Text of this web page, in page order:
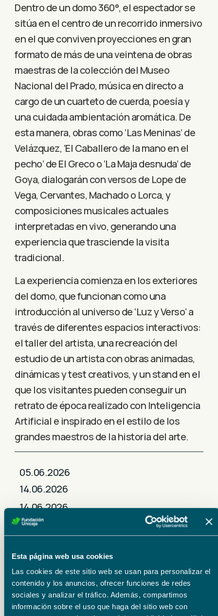
Esta página web usa cookies
Las cookies de este sitio web se usan para personalizar el
contenido y los anuncios, ofrecer funciones de redes
sociales y analizar el tráfico. Además, compartimos
información sobre el uso que haga del sitio web con
Dentro de un domo 360°, el espectador se
sitúa en el centro de un recorrido inmersivo
en el que conviven proyecciones en gran
formato de más de una veintena de obras
maestras de la colección del Museo
Nacional del Prado, música en directo a
cargo de un cuarteto de cuerda, poesía y
una cuidada ambientación aromática. De
esta manera, obras como ‘Las Meninas’ de
Velázquez, ‘El Caballero de la mano en el
pecho’ de El Greco o ‘La Maja desnuda’ de
Goya, dialogarán con versos de Lope de
Vega, Cervantes, Machado o Lorca, y
composiciones musicales actuales
interpretadas en vivo, generando una
experiencia que trasciende la visita
tradicional.
La experiencia comienza en los exteriores
del domo, que funcionan como una
introducción al universo de ‘Luz y Verso’ a
través de diferentes espacios interactivos:
el taller del artista, una recreación del
estudio de un artista con obras animadas,
dinámicas y test creativos, y un stand en el
que los visitantes pueden conseguir un
retrato de época realizado con Inteligencia
Artificial e inspirado en el estilo de los
grandes maestros de la historia del arte.
05.06.2026
14.06.2026
14.06.2026
Lugar
Parking del Auditorio Municipal de Roquetas de Mar
Precios
Organizador